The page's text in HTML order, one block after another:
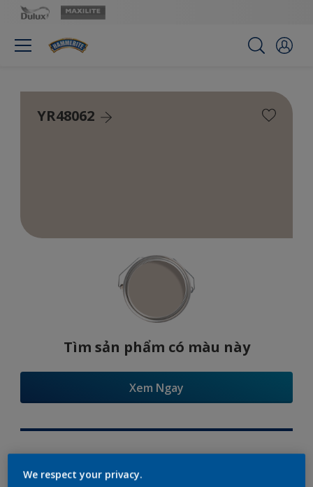
YR48062
Tìm sản phẩm có màu này
Xem Ngay
Try Our Visualizer App
We respect your privacy.